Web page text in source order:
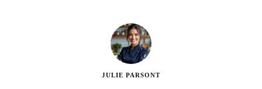
JULIE PARSONT